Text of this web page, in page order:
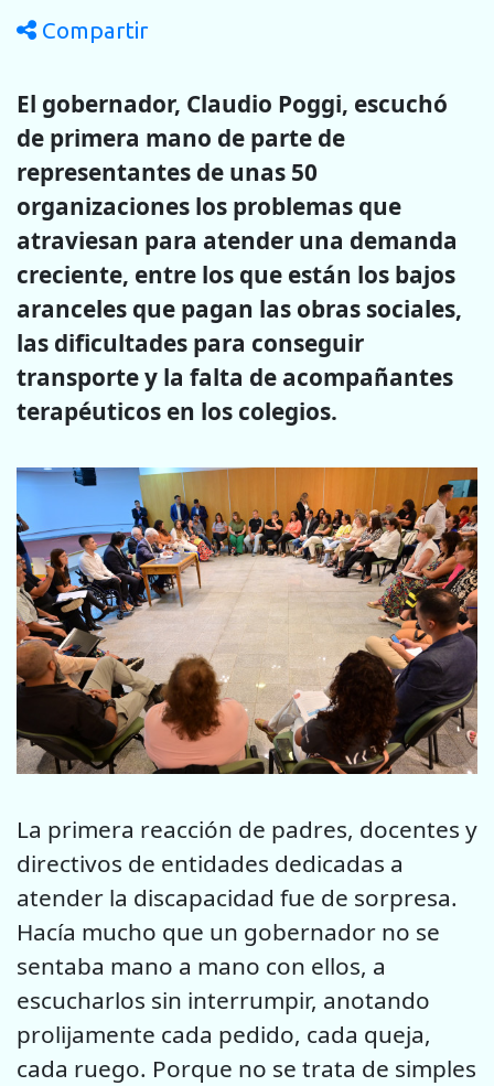
Compartir
El gobernador, Claudio Poggi, escuchó
de primera mano de parte de
representantes de unas 50
organizaciones los problemas que
atraviesan para atender una demanda
creciente, entre los que están los bajos
aranceles que pagan las obras sociales,
las dificultades para conseguir
transporte y la falta de acompañantes
terapéuticos en los colegios.
La primera reacción de padres, docentes y
directivos de entidades dedicadas a
atender la discapacidad fue de sorpresa.
Hacía mucho que un gobernador no se
sentaba mano a mano con ellos, a
escucharlos sin interrumpir, anotando
prolijamente cada pedido, cada queja,
cada ruego. Porque no se trata de simples